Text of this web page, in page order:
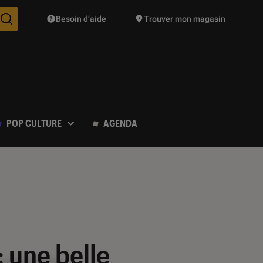
Des suggestions de produits vont vous être proposées
Besoin d’aide Trouver mon magasin
POP CULTURE AGENDA
une belle